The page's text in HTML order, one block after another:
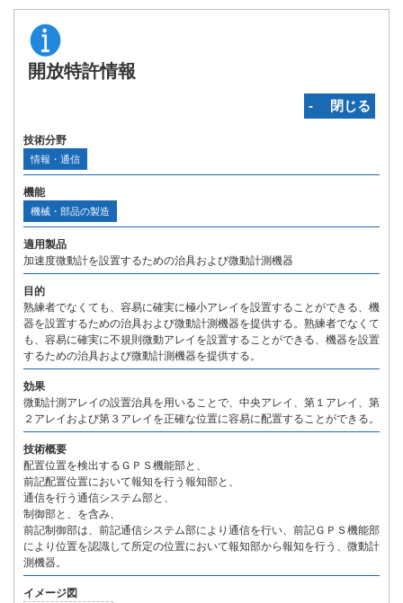
開放特許情報
‐ 閉じる
技術分野
情報・通信
機能
機械・部品の製造
適用製品
加速度微動計を設置するための治具および微動計測機器
目的
熟練者でなくても、容易に確実に極小アレイを設置することができる、機
器を設置するための治具および微動計測機器を提供する。熟練者でなくて
も、容易に確実に不規則微動アレイを設置することができる、機器を設置
するための治具および微動計測機器を提供する。
効果
微動計測アレイの設置治具を用いることで、中央アレイ、第１アレイ、第
２アレイおよび第３アレイを正確な位置に容易に配置することができる。
技術概要
配置位置を検出するＧＰＳ機能部と、
前記配置位置において報知を行う報知部と、
通信を行う通信システム部と、
制御部と、を含み、
前記制御部は、前記通信システム部により通信を行い、前記ＧＰＳ機能部
により位置を認識して所定の位置において報知部から報知を行う、微動計
測機器。
イメージ図